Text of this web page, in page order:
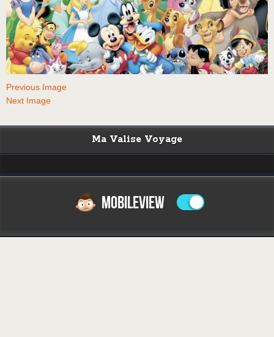
Previous Image
Next Image
Ma Valise Voyage
MOBILEVIEW